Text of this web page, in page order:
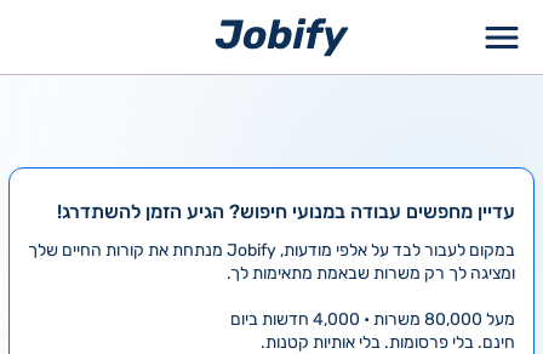
עדיין מחפשים עבודה במנועי חיפוש? הגיע הזמן להשתדרג!
במקום לעבור לבד על אלפי מודעות, Jobify מנתחת את קורות החיים שלך
ומציגה לך רק משרות שבאמת מתאימות לך.
מעל 80,000 משרות • 4,000 חדשות ביום
חינם. בלי פרסומות. בלי אותיות קטנות.